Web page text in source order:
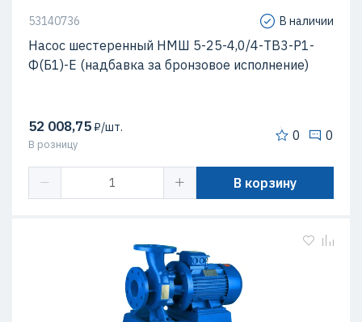
53140736 В наличии
Насос шестеренный НМШ 5-25-4,0/4-ТВ3-Р1-
Ф(Б1)-Е (надбавка за бронзовое исполнение)
52 008,75₽/шт.
В розницу
0 0
В корзину